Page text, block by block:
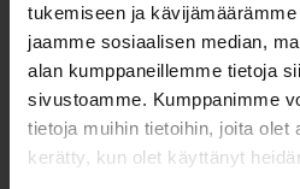
tukemiseen ja
jaamme sosiaalisen median,
alan kumppaneillemme tietoja
sivustoamme. Kumppanimme
tietoja muihin tietoihin, joita olet
kerätty, kun olet käyttänyt
Aihe